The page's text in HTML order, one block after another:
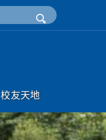
校友天地